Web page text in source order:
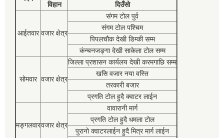
विहान
दिउँसो
आईतवार वजार क्षेत्र
संगम टोल पुर्व
संगम टोल पश्चिम
पिपलचौक देखी डिम्की सम्म
कंन्चनजङ्गा देखी साकेला टोल सम्म
सोमवार वजार क्षेत्र
जिल्ला प्रशासन कार्यलय देखी करमगाछि सम्म
खसि वजार नया वस्ति
तरकारी बजार
प्रगति टोल हुदै क्वाटर लाईन
मङ्गलवारवजार क्षेत्र
वावारानी मार्ग
प्रगति टोल हुदै धमला टोल
पुरानो क्वाटरलाईन हुदै मित्र मार्ग लाईन